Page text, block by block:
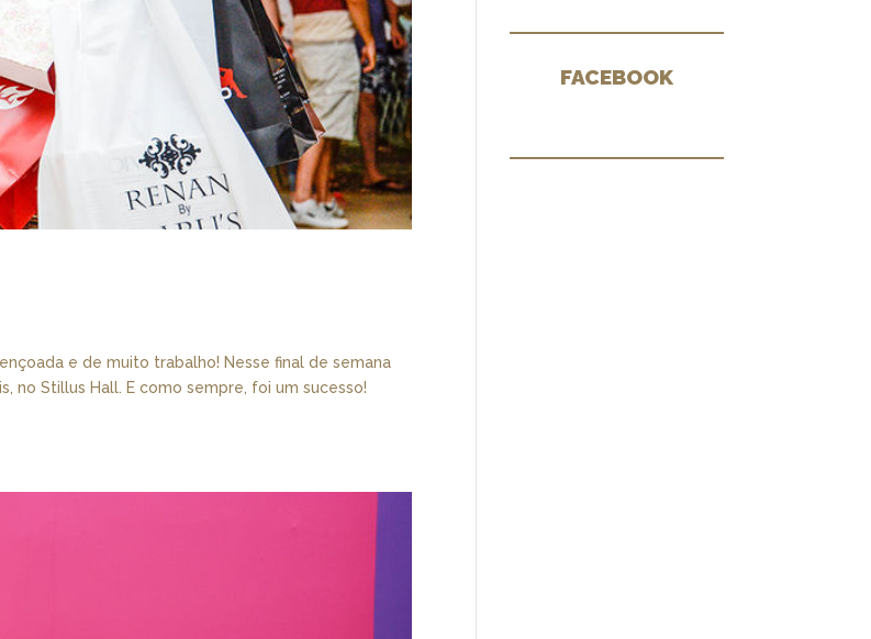
e de muito trabalho! Nesse final de semana
no Stillus Hall. E como sempre, foi um sucesso!
FACEBOOK